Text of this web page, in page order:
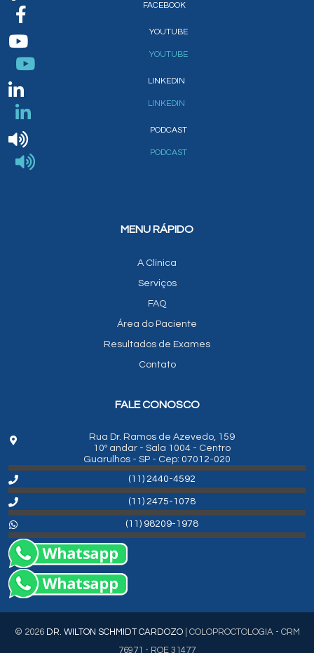
FACEBOOK
YOUTUBE
YOUTUBE
LINKEDIN
LINKEDIN
PODCAST
PODCAST
MENU RÁPIDO
A Clínica
Serviços
FAQ
Área do Paciente
Resultados de Exames
Contato
FALE CONOSCO
Rua Dr. Ramos de Azevedo, 159
10º andar - Sala 1004 - Centro
Guarulhos - SP - Cep: 07012-020
(11) 2440-4592
(11) 2475-1078
(11) 98209-1978
© 2026 DR. WILTON SCHMIDT CARDOZO| COLOPROCTOLOGIA - CRM
76971 - RQE 31477